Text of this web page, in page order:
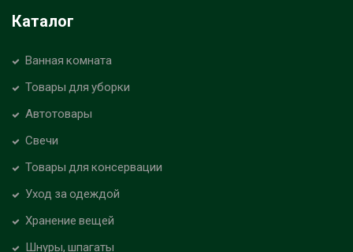
Каталог
Ванная комната
Товары для уборки
Автотовары
Свечи
Товары для консервации
Уход за одеждой
Хранение вещей
Шнуры, шпагаты